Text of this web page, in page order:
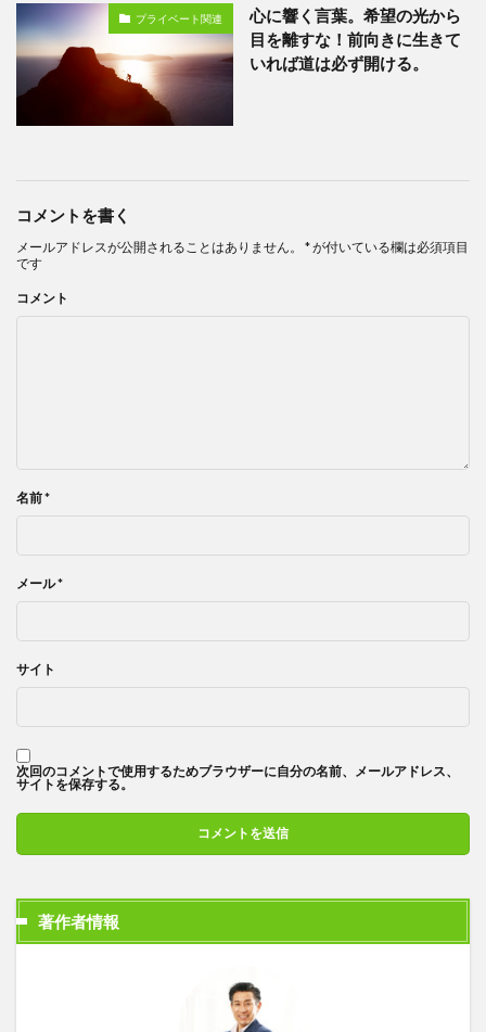
プライベート関連
心に響く言葉。希望の光から
目を離すな！前向きに生きて
いれば道は必ず開ける。
コメントを書く
メールアドレスが公開されることはありません。 *が付いている欄は必須項目
です
コメント
名前*
メール*
サイト
次回のコメントで使用するためブラウザーに自分の名前、メールアドレス、
サイトを保存する。
著作者情報